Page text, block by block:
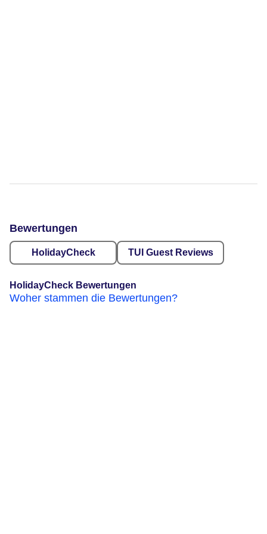
Bewertungen
HolidayCheck TUI Guest Reviews
HolidayCheck Bewertungen
Woher stammen die Bewertungen?